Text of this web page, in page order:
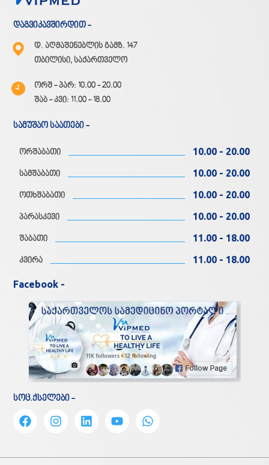
დაგვიკავშირდით -
დ. აღმაშენებლის გამზ. 147
თბილისი, საქართველო
ორშ - პარ: 10.00 - 20.00
შაბ - კვი: 11.00 - 18.00
სამუშაო საათები -
ორშაბათი 10.00 - 20.00
სამშაბათი 10.00 - 20.00
ოთხშაბათი 10.00 - 20.00
პარასკევი 10.00 - 20.00
შაბათი 11.00 - 18.00
კვირა 11.00 - 18.00
Facebook -
სოც.ქსელები -